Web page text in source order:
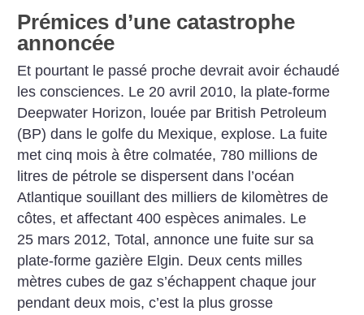
Prémices d’une catastrophe
annoncée
Et pourtant le passé proche devrait avoir échaudé
les consciences. Le 20 avril 2010, la plate-forme
Deepwater Horizon, louée par British Petroleum
(BP) dans le golfe du Mexique, explose. La fuite
met cinq mois à être colmatée, 780 millions de
litres de pétrole se dispersent dans l’océan
Atlantique souillant des milliers de kilomètres de
côtes, et affectant 400 espèces animales. Le
25 mars 2012, Total, annonce une fuite sur sa
plate-forme gazière Elgin. Deux cents milles
mètres cubes de gaz s’échappent chaque jour
pendant deux mois, c’est la plus grosse